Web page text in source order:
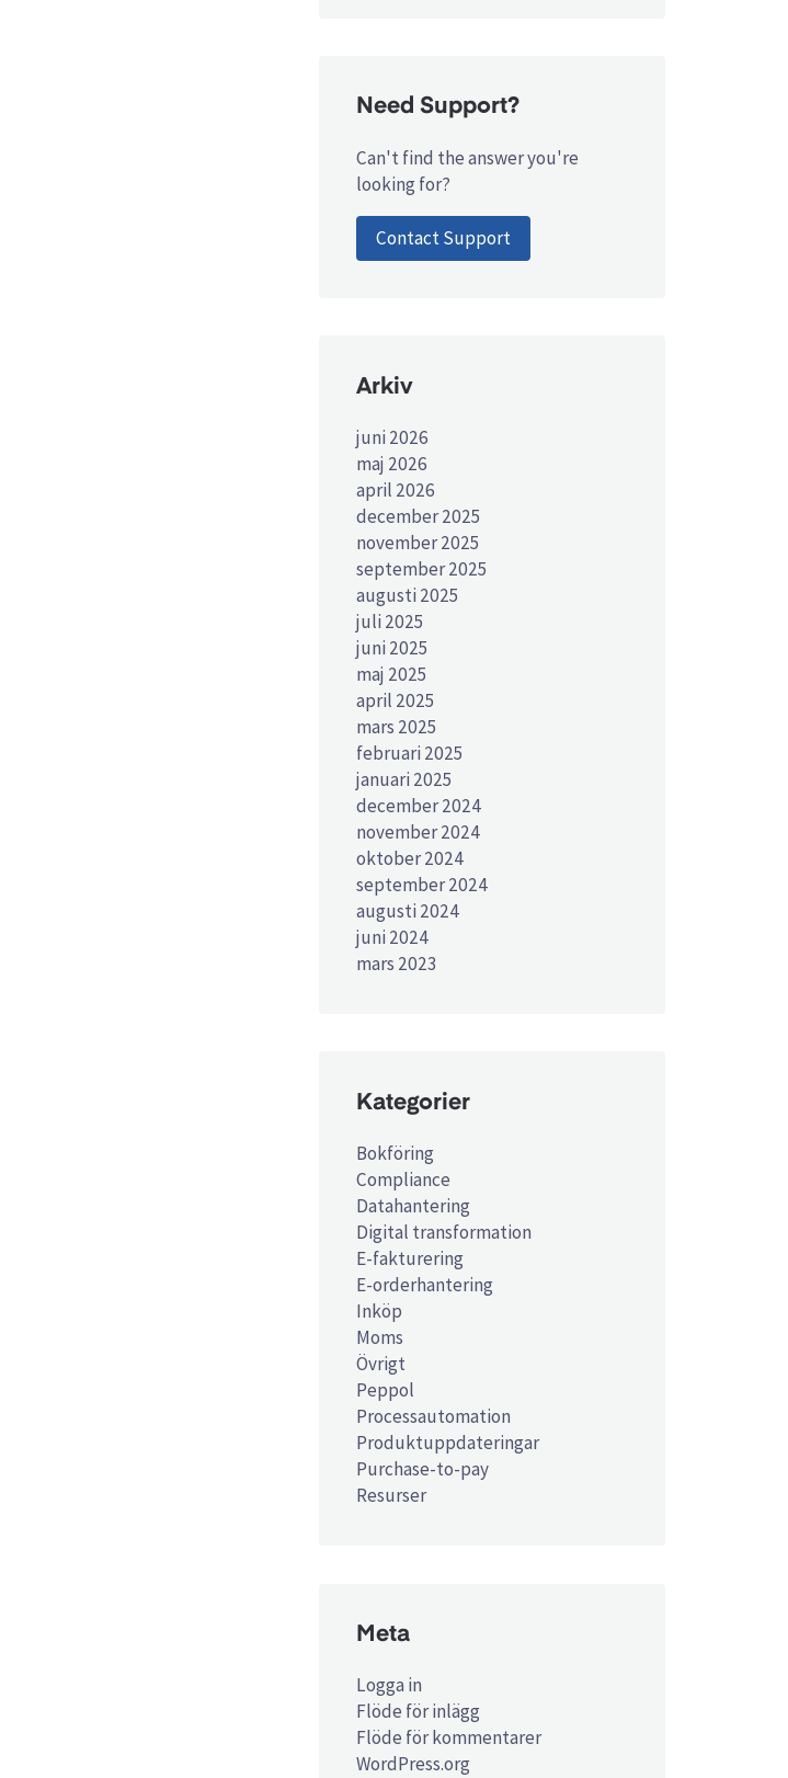
Need Support?
Can't find the answer you're
looking for?
Contact Support
Arkiv
juni 2026
maj 2026
april 2026
december 2025
november 2025
september 2025
augusti 2025
juli 2025
juni 2025
maj 2025
april 2025
mars 2025
februari 2025
januari 2025
december 2024
november 2024
oktober 2024
september 2024
augusti 2024
juni 2024
mars 2023
Kategorier
Bokföring
Compliance
Datahantering
Digital transformation
E-fakturering
E-orderhantering
Inköp
Moms
Övrigt
Peppol
Processautomation
Produktuppdateringar
Purchase-to-pay
Resurser
Meta
Logga in
Flöde för inlägg
Flöde för kommentarer
WordPress.org